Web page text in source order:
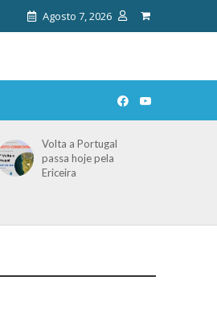
Agosto 7, 2026
Volta a Portugal
passa hoje pela
Ericeira